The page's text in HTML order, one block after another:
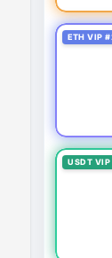
ETH VIP
USDT